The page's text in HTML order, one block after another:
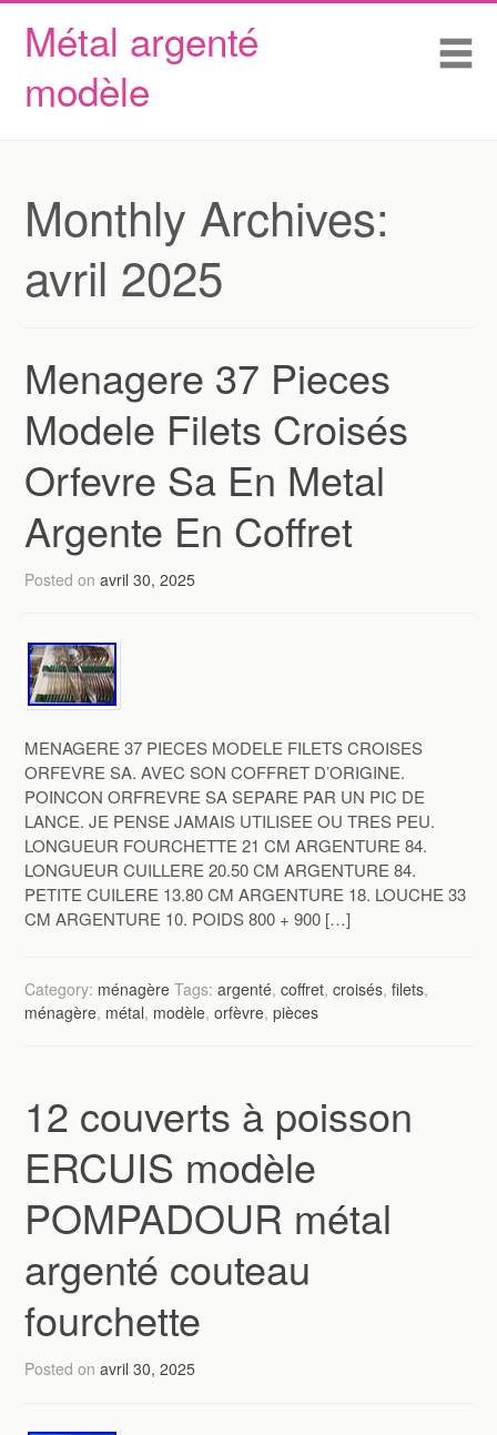
Métal argenté
modèle
Skip to content
Accueil
Conditions d’utilisation
Monthly Archives:
avril 2025
Menagere 37 Pieces
Modele Filets Croisés
Orfevre Sa En Metal
Argente En Coffret
Posted onavril 30, 2025
MENAGERE 37 PIECES MODELE FILETS CROISES
ORFEVRE SA. AVEC SON COFFRET D’ORIGINE.
POINCON ORFREVRE SA SEPARE PAR UN PIC DE
LANCE. JE PENSE JAMAIS UTILISEE OU TRES PEU.
LONGUEUR FOURCHETTE 21 CM ARGENTURE 84.
LONGUEUR CUILLERE 20.50 CM ARGENTURE 84.
PETITE CUILERE 13.80 CM ARGENTURE 18. LOUCHE 33
CM ARGENTURE 10. POIDS 800 + 900 […]
Category: ménagère Tags:argenté,coffret,croisés,filets,
ménagère, métal, modèle,orfèvre,pièces
12 couverts à poisson
ERCUIS modèle
POMPADOUR métal
argenté couteau
fourchette
Posted onavril 30, 2025